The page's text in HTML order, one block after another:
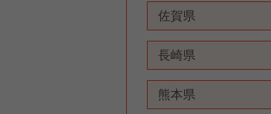
佐賀県
長崎県
熊本県